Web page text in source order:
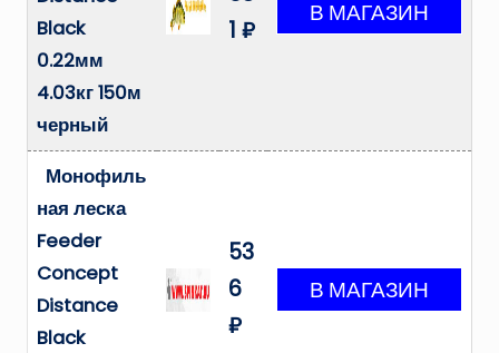
Black
0.22мм
4.03кг 150м
черный
1 ₽
Монофиль
ная леска
Feeder
Concept
Distance
Black
53
6
₽